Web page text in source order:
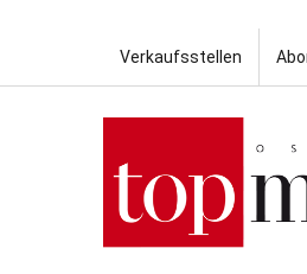
Verkaufsstellen